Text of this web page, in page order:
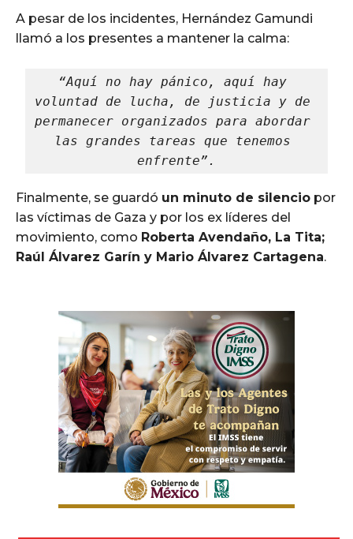
A pesar de los incidentes, Hernández Gamundi
llamó a los presentes a mantener la calma:
“Aquí no hay pánico, aquí hay
voluntad de lucha, de justicia y de
permanecer organizados para abordar
las grandes tareas que tenemos
enfrente”.
Finalmente, se guardó un minuto de silencio por
las víctimas de Gaza y por los ex líderes del
movimiento, como Roberta Avendaño, La Tita;
Raúl Álvarez Garín y Mario Álvarez Cartagena.